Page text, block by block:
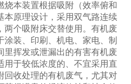
烧本装置根据吸附（效率俯和
本原理设计，采用双气路连续
两个吸附床交替使用。有机废
装、印刷、机电、家电、制
里挥发或泄漏出的有害有机废
用于较低浓度的、不宜采用直
回收处理的有机废气，尤其对